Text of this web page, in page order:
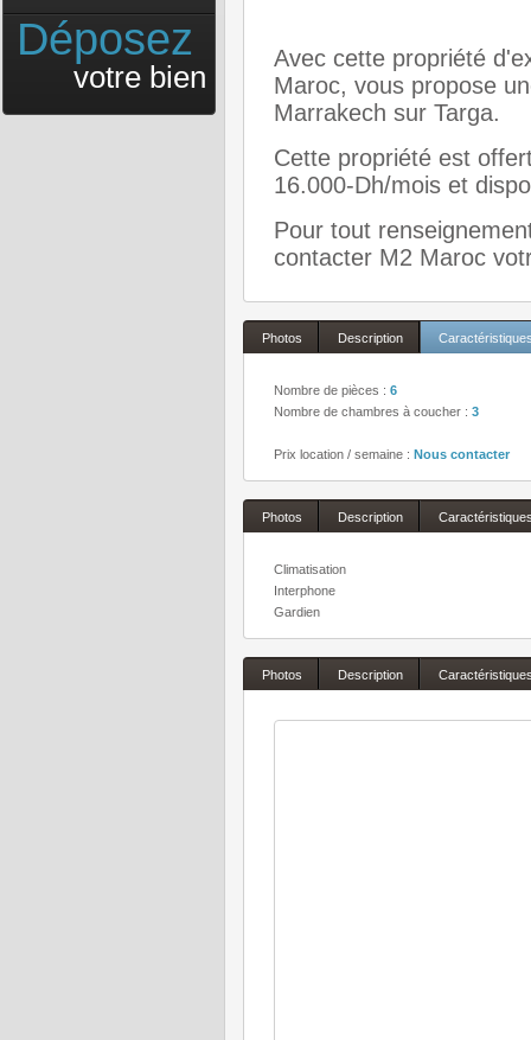
Déposez
votre bien
Avec cette propriété
Maroc, vous propose
Marrakech sur Targa.
Cette propriété est
16.000-Dh/mois et
Pour tout
contacter M2 Maroc
Photos Description
Nombre de pièces : 6
Nombre de chambres à coucher : 3
Prix location / semaine : Nous contacter
Photos Description
Climatisation
Interphone
Gardien
Photos Description